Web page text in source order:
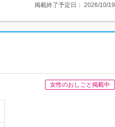
掲載終了予定日： 2026/10/19
女性のおしごと掲載中